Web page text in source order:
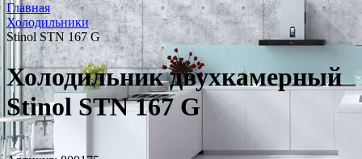
Главная
Холодильники
Stinol STN 167 G
Холодильник двухкамерный
Stinol STN 167 G